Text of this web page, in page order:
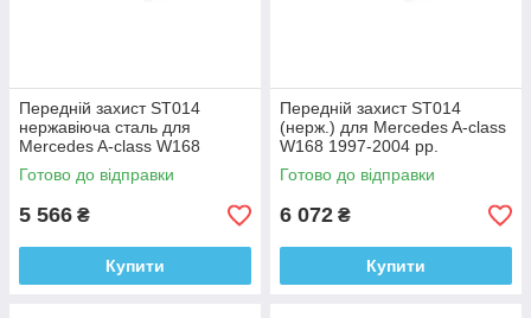
Передній захист ST014
нержавіюча сталь для
Mercedes A-сlass W168
(1997-2004)
Готово до відправки
5 566 ₴
Купити
Передній захист ST014
(нерж.) для Mercedes A-сlass
W168 1997-2004 рр.
Нержавіюча сталь
Готово до відправки
6 072 ₴
Купити